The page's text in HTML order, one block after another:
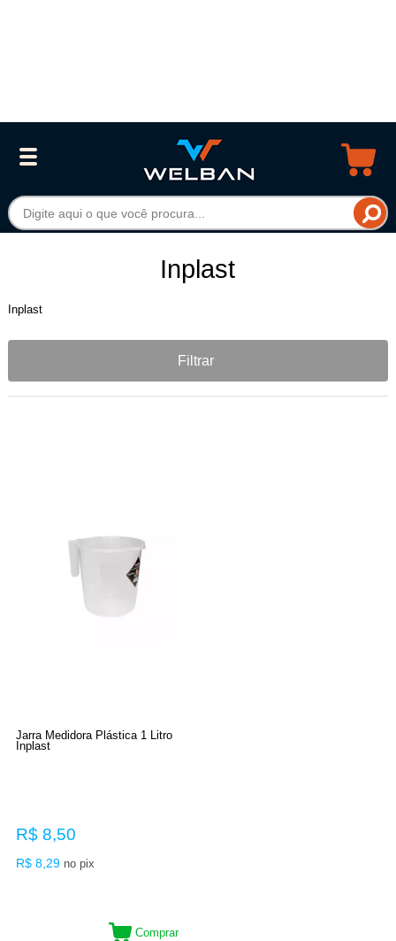
Inplast
Inplast
Filtrar
Jarra Medidora Plástica 1 Litro
Inplast
R$ 8,50
R$ 8,29 no pix
Comprar